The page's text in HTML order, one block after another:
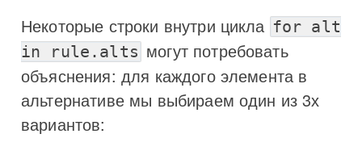
Некоторые строки внутри цикла for alt
in rule.alts могут потребовать
объяснения: для каждого элемента в
альтернативе мы выбираем один из 3х
вариантов: